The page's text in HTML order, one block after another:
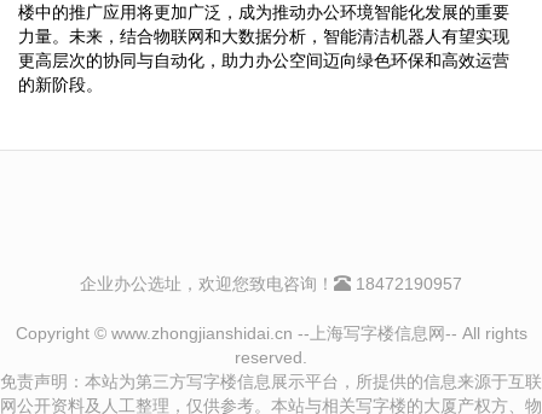
楼中的推广应用将更加广泛，成为推动办公环境智能化发展的重要
力量。未来，结合物联网和大数据分析，智能清洁机器人有望实现
更高层次的协同与自动化，助力办公空间迈向绿色环保和高效运营
的新阶段。
企业办公选址，欢迎您致电咨询！ 18472190957
Copyright © www.zhongjianshidai.cn --上海写字楼信息网-- All rights
reserved.
免责声明：本站为第三方写字楼信息展示平台，所提供的信息来源于互联
网公开资料及人工整理，仅供参考。本站与相关写字楼的大厦产权方、物